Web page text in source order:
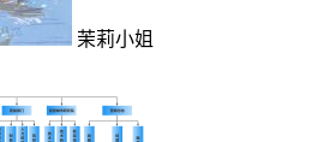
茉莉小姐